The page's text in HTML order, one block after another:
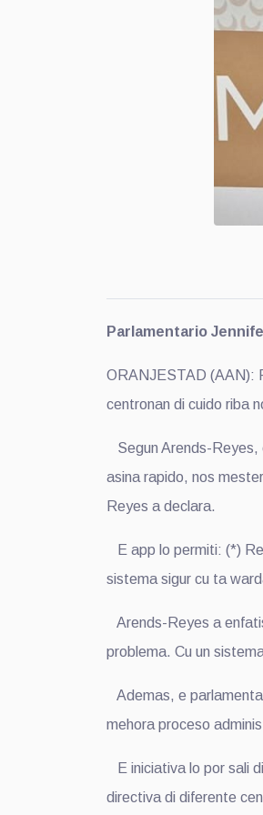
Parlamentario
ORANJESTAD (AAN):
centronan di cuido riba
Segun Arends-Reyes,
asina rapido, nos
Reyes a declara.
E app lo permiti: (*)
sistema sigur cu ta
Arends-Reyes a
problema. Cu un
Ademas, e
mehora proceso
E iniciativa lo por sali
directiva di diferente